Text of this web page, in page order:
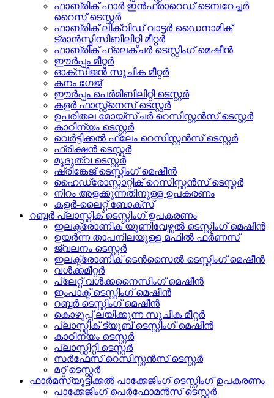
ഫാബ്രിക് ഫാർ ഇൻഫ്രാറെഡ് ടെമ്പറേച്ചർ
റൈസ് ടെസ്റ്റർ
ഫാബ്രിക് ലിക്വിഡ് വാട്ടർ ഡൈനാമിക്
ട്രാൻസ്മിസിബിലിറ്റി മീറ്റർ
ഫാബ്രിക് ഫ്ലെക്‌ചർ ടെസ്റ്റിംഗ് മെഷീൻ
ഈർപ്പം മീറ്റർ
ഓക്സിജൻ സൂചിക മീറ്റർ
കനം ഗേജ്
ഈർപ്പം പെർമിബിലിറ്റി ടെസ്റ്റർ
കളർ ഫാസ്റ്റ്നെസ് ടെസ്റ്റർ
ഉപരിതല മോയ്സ്ചർ റെസിസ്റ്റൻസ് ടെസ്റ്റർ
കാഠിന്യം ടെസ്റ്റർ
വെർട്ടിക്കൽ ഫ്ലേം റെസിസ്റ്റൻസ് ടെസ്റ്റർ
ഫ്രിക്ഷൻ ടെസ്റ്റർ
മൃദുത്വ ടെസ്റ്റർ
ഷ്രിങ്കേജ് ടെസ്റ്റിംഗ് മെഷീൻ
ഹൈഡ്രോസ്റ്റാറ്റിക് റെസിസ്റ്റൻസ് ടെസ്റ്റർ
നിറം അളക്കുന്നതിനുള്ള ഉപകരണം
കളർ-ലൈറ്റ് ബോക്സ്
റബ്ബർ പ്ലാസ്റ്റിക് ടെസ്റ്റിംഗ് ഉപകരണം
ഇലക്ട്രോണിക് യൂണിവേഴ്സൽ ടെസ്റ്റിംഗ് മെഷീൻ
ഉയർന്ന താപനിലയുള്ള മഫിൽ ഫർണസ്
ജ്വലനം ടെസ്റ്റർ
ഇലക്ട്രോണിക് ടെൻസൈൽ ടെസ്റ്റിംഗ് മെഷീൻ
വൾക്കമീറ്റർ
പ്ലേറ്റ് വൾക്കനൈസിംഗ് മെഷീൻ
ഇംപാക്ട് ടെസ്റ്റിംഗ് മെഷീൻ
റബ്ബർ ടെസ്റ്റിംഗ് മെഷീൻ
കൊഴുപ്പ് ലയിക്കുന്ന സൂചിക മീറ്റർ
പ്ലാസ്റ്റിക് ട്യൂബ് ടെസ്റ്റിംഗ് മെഷീൻ
കാഠിന്യം ടെസ്റ്റർ
പ്ലാസ്റ്റിറ്റി ടെസ്റ്റർ
സർഫേസ് റെസിസ്റ്റൻസ് ടെസ്റ്റർ
മറ്റ് ടെസ്റ്റർ
ഫാർമസ്യൂട്ടിക്കൽ പാക്കേജിംഗ് ടെസ്റ്റിംഗ് ഉപകരണം
പാക്കേജിംഗ് പെർഫോമൻസ് ടെസ്റ്റർ